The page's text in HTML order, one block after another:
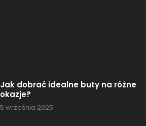
Jak dobrać idealne buty na różne
okazje?
5 września 2025